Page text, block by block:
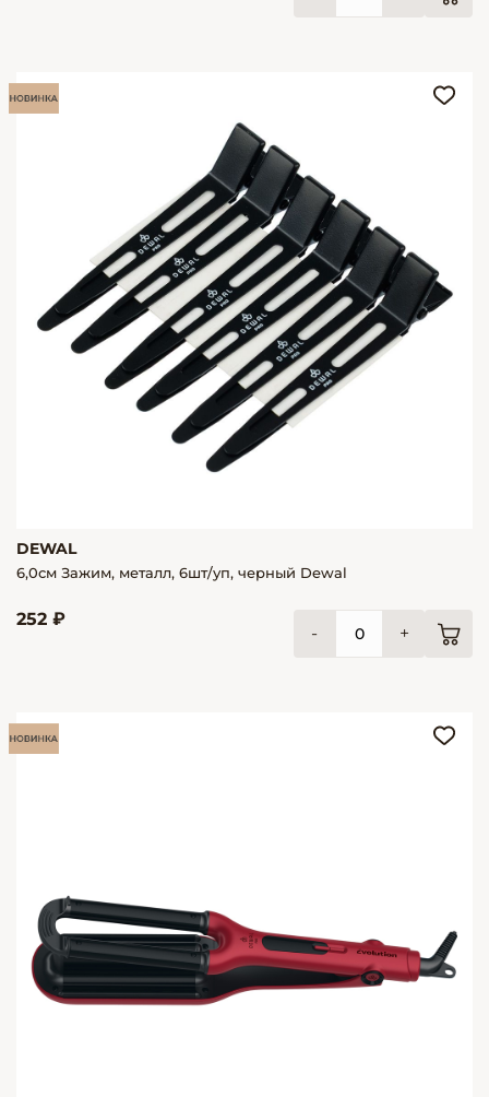
DEWAL
6,0см Зажим, металл, 6шт/уп, черный Dewal
252 ₽
- +